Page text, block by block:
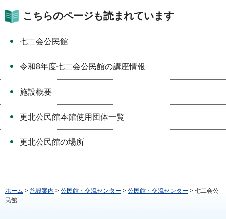
こちらのページも読まれています
七二会公民館
令和8年度七二会公民館の講座情報
施設概要
更北公民館本館使用団体一覧
更北公民館の場所
ホーム > 施設案内 > 公民館・交流センター > 公民館・交流センター > 七二会公
民館